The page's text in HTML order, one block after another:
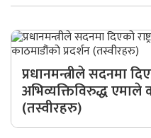
राजनीति
जीवनशैली
मनोरञ्जन/
साहित्य
अर्थ
प्रधानमन्त्रीले सदनमा
अभिव्यक्तिविरुद्ध एमाले
(तस्वीरहरु)